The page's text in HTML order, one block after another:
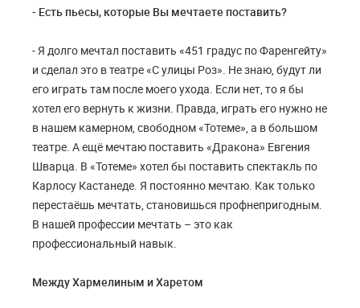
- Есть пьесы, которые Вы мечтаете поставить?
- Я долго мечтал поставить «451 градус по Фаренгейту»
и сделал это в театре «С улицы Роз». Не знаю, будут ли
его играть там после моего ухода. Если нет, то я бы
хотел его вернуть к жизни. Правда, играть его нужно не
в нашем камерном, свободном «Тотеме», а в большом
театре. А ещё мечтаю поставить «Дракона» Евгения
Шварца. В «Тотеме» хотел бы поставить спектакль по
Карлосу Кастанеде. Я постоянно мечтаю. Как только
перестаёшь мечтать, становишься профнепригодным.
В нашей профессии мечтать – это как
профессиональный навык.
Между Хармелиным и Харетом